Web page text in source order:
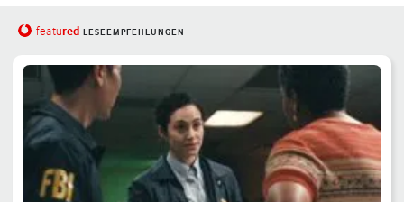
featured LESEEMPFEHLUNGEN